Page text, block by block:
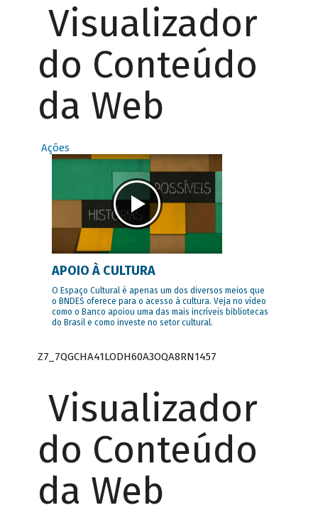
Visualizador
do Conteúdo
da Web
Ações
APOIO À CULTURA
O Espaço Cultural é apenas um dos diversos meios que
o BNDES oferece para o acesso à cultura. Veja no vídeo
como o Banco apoiou uma das mais incríveis bibliotecas
do Brasil e como investe no setor cultural.
Z7_7QGCHA41LODH60A3OQA8RN1457
Visualizador
do Conteúdo
da Web